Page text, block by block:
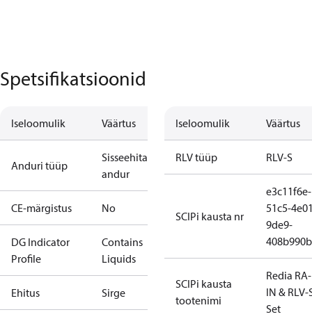
Spetsifikatsioonid
Iseloomulik Väärtus
Anduri tüüp
Sisseehitatud
andur
CE-märgistus No
DG Indicator
Profile
Contains
Liquids
Ehitus Sirge
Iseloomulik Väärtus
RLV tüüp RLV-S
SCIPi kausta nr
e3c11f6e-
51c5-
9de9-
SCIPi kausta
tootenimi
Redia
IN & RLV-
Set